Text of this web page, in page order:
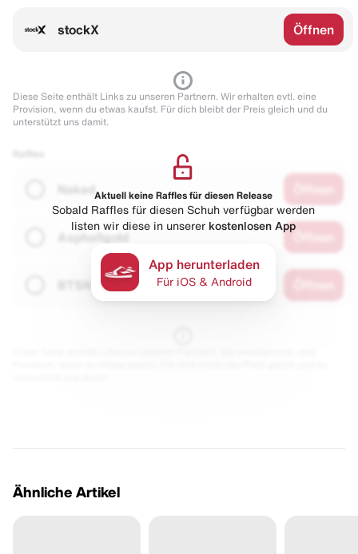
stockX Öffnen
Diese Seite enthält Links zu unseren Partnern. Wir erhalten evtl. eine
Provision, wenn du etwas kaufst. Für dich bleibt der Preis gleich und du
unterstützt uns damit.
Naked
Asphaltgold
Aktuell keine Raffles für diesen Release
Sobald Raffles für diesen Schuh verfügbar werden
listen wir diese in unserer kostenlosen App
App herunterladen
Für iOS & Android
Ähnliche Artikel